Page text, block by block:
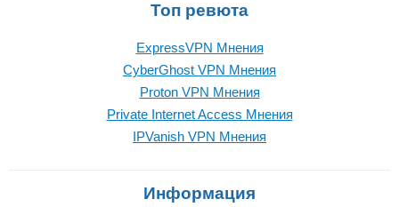
Топ ревюта
ExpressVPN Mнения
CyberGhost VPN Mнения
Proton VPN Mнения
Private Internet Access Mнения
IPVanish VPN Mнения
Информация